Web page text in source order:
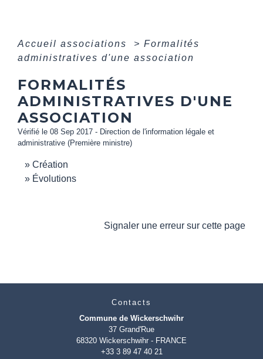
Accueil associations > Formalités
administratives d'une association
FORMALITÉS
ADMINISTRATIVES D'UNE
ASSOCIATION
Vérifié le 08 Sep 2017 - Direction de l'information légale et
administrative (Première ministre)
Création
Évolutions
Signaler une erreur sur cette page
Contacts
Commune de Wickerschwihr
37 Grand'Rue
68320 Wickerschwihr - FRANCE
+33 3 89 47 40 21